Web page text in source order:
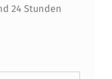
24 Stunden